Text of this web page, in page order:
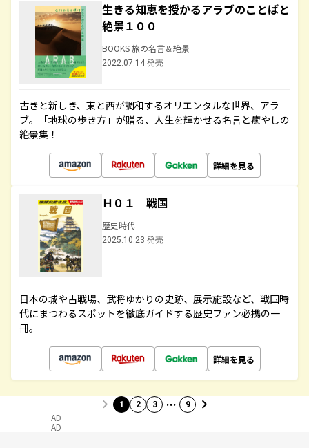
生きる知恵を授かるアラブのことばと
絶景１００
BOOKS 旅の名言＆絶景
2022.07.14 発売
古きと新しき、東と西が調和するオリエンタルな世界、アラ
ブ。「地球の歩き方」が贈る、人生を輝かせる名言と癒やしの
絶景集！
詳細を見る
Ｈ０１ 戦国
歴史時代
2025.10.23 発売
日本の城や古戦場、武将ゆかりの史跡、展示施設など、戦国時
代にまつわるスポットを徹底ガイドする歴史ファン必携の一
冊。
詳細を見る
1 2 3 … 9
AD
AD